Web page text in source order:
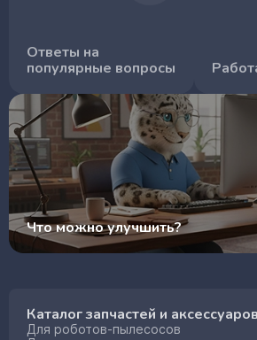
Ответы на
популярные вопросы
Что можно улучшить?
Каталог запчастей и аксессуаров
Для роботов-пылесосов